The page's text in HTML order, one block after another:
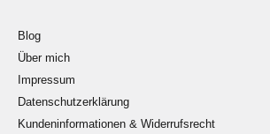
Blog
Über mich
Impressum
Datenschutzerklärung
Kundeninformationen & Widerrufsrecht